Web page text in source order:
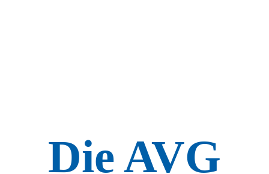
Die AVG